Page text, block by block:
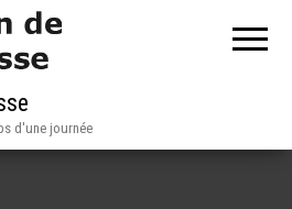
d'une journée